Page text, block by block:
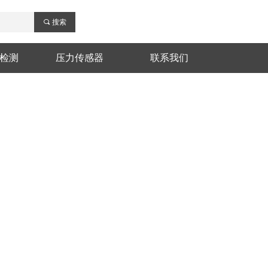
测 压力传感器 联系我们
끠 搜索